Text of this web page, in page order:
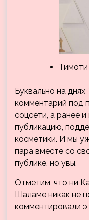
Буквально на
комментарий под
соцсети, а ранее
публикацию,
косметики. И мы
пара вместе со
публике, но увы.
Отметим, что ни
Шаламе никак не
комментировали